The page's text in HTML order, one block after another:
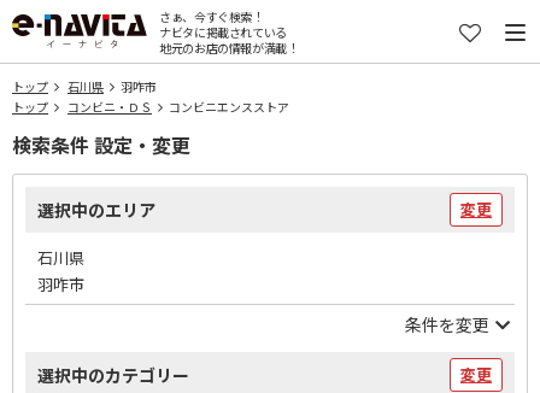
さぁ、今すぐ検索！
ナビタに掲載されている
地元のお店の情報が満載！
トップ 石川県
羽咋市
トップ
コンビニ・ＤＳ コンビニエンスストア
検索条件 設定・変更
選択中のエリア 変更
石川県
羽咋市
条件を変更
選択中のカテゴリー 変更